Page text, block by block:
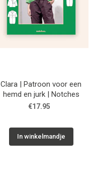
Clara | Patroon voor een
hemd en jurk | Notches
€17.95
In winkelmandje